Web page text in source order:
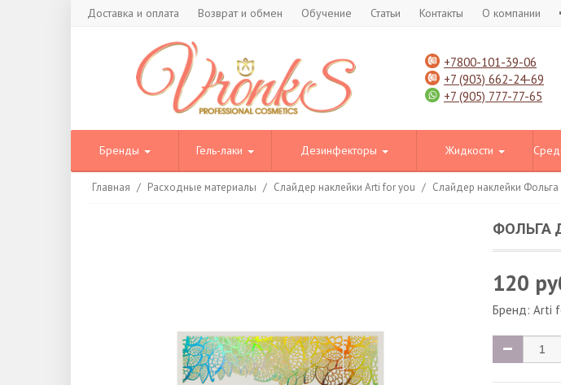
Доставка и оплата Возврат и обмен Обучение Статьи Контакты О компании
+7800-101-39-06
+7 (903) 662-24-69
+7 (905) 777-77-65
Бренды Гель-лаки Дезинфекторы Жидкости
Главная / Расходные материалы / Слайдер наклейки Arti for you / Слайдер наклейки Фольга
ФОЛЬГА
120
Бренд: Arti